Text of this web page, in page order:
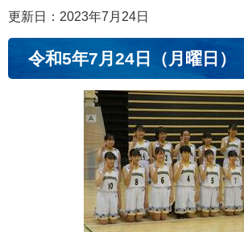
更新日：2023年7月24日
令和5年7月24日（月曜日）